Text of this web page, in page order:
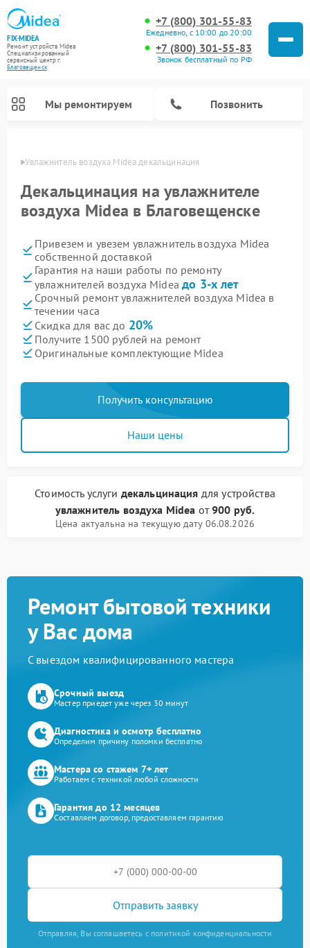
FIX-MIDEA
Ремонт устройств Midea
Специализированный
cервисный центр г.
Благовещенск
+7 (800) 301-55-83
Ежедневно, с 10:00 до 20:00
+7 (800) 301-55-83
Звонок бесплатный по РФ
Мы ремонтируем Позвонить
Увлажнитель воздуха Midea декальцинация
Декальцинация на увлажнителе
воздуха Midea в Благовещенске
Привезем и увезем увлажнитель воздуха Midea
собственной доставкой
Гарантия на наши работы по ремонту
увлажнителей воздуха Mideaдо 3-х лет
Срочный ремонт увлажнителей воздуха Midea в
течении часа
Скидка для вас до 20%
Получите 1500 рублей на ремонт
Оригинальные комплектующие Midea
Получить консультацию
Наши цены
Стоимость услуги декальцинация для устройства
увлажнитель воздуха Midea от900 руб.
Цена актуальна на текущую дату 06.08.2026
Ремонт бытовой техники
у Вас дома
С выездом квалифицированного мастера
Срочный выезд
Мастер приедет уже через 30 минут
Диагностика и осмотр бесплатно
Определим причину поломки бесплатно
Мастера со стажем 7+ лет
Работаем с техникой любой сложности
Гарантия до 12 месяцев
Составляем договор, предоставляем гарантию
Отправить заявку
Отправляя, Вы соглашаетесь с политикой конфиденциальности